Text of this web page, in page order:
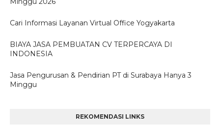
Cari Informasi Layanan Virtual Office Yogyakarta
BIAYA JASA PEMBUATAN CV TERPERCAYA DI
INDONESIA
Jasa Pengurusan & Pendirian PT di Surabaya Hanya 3
Minggu
REKOMENDASI LINKS